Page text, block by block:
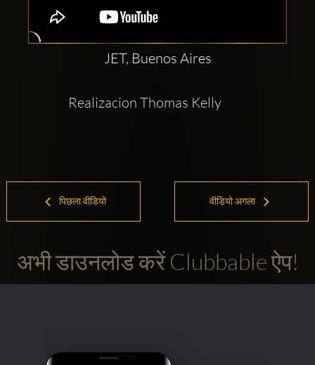
JET, Buenos Aires
Realizacion Thomas Kelly
पिछला वीडियो वीडियो अगला
अभी डाउनलोड करें Clubbable ऐप!